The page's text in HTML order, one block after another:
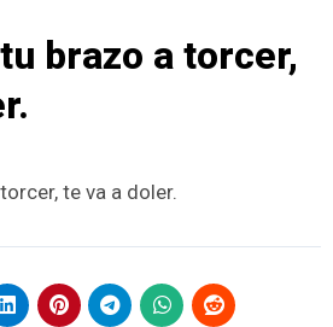
brazo a torcer,
te va a doler.